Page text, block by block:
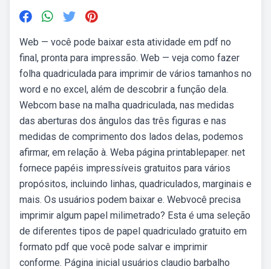
Web — você pode baixar esta atividade em pdf no
final, pronta para impressão. Web — veja como fazer
folha quadriculada para imprimir de vários tamanhos no
word e no excel, além de descobrir a função dela.
Webcom base na malha quadriculada, nas medidas
das aberturas dos ângulos das três figuras e nas
medidas de comprimento dos lados delas, podemos
afirmar, em relação à. Weba página printablepaper. net
fornece papéis impressíveis gratuitos para vários
propósitos, incluindo linhas, quadriculados, marginais e
mais. Os usuários podem baixar e. Webvocê precisa
imprimir algum papel milimetrado? Esta é uma seleção
de diferentes tipos de papel quadriculado gratuito em
formato pdf que você pode salvar e imprimir
conforme. Página inicial usuários claudio barbalho